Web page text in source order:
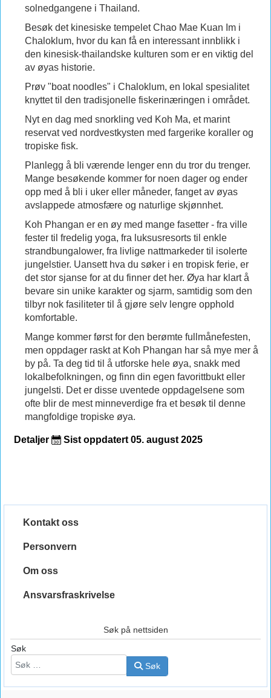
solnedgangene i Thailand.
Besøk det kinesiske tempelet Chao Mae Kuan Im i
Chaloklum, hvor du kan få en interessant innblikk i
den kinesisk-thailandske kulturen som er en viktig del
av øyas historie.
Prøv "boat noodles" i Chaloklum, en lokal spesialitet
knyttet til den tradisjonelle fiskerinæringen i området.
Nyt en dag med snorkling ved Koh Ma, et marint
reservat ved nordvestkysten med fargerike koraller og
tropiske fisk.
Planlegg å bli værende lenger enn du tror du trenger.
Mange besøkende kommer for noen dager og ender
opp med å bli i uker eller måneder, fanget av øyas
avslappede atmosfære og naturlige skjønnhet.
Koh Phangan er en øy med mange fasetter - fra ville
fester til fredelig yoga, fra luksusresorts til enkle
strandbungalower, fra livlige nattmarkeder til isolerte
jungelstier. Uansett hva du søker i en tropisk ferie, er
det stor sjanse for at du finner det her. Øya har klart å
bevare sin unike karakter og sjarm, samtidig som den
tilbyr nok fasiliteter til å gjøre selv lengre opphold
komfortable.
Mange kommer først for den berømte fullmånefesten,
men oppdager raskt at Koh Phangan har så mye mer å
by på. Ta deg tid til å utforske hele øya, snakk med
lokalbefolkningen, og finn din egen favorittbukt eller
jungelsti. Det er disse uventede oppdagelsene som
ofte blir de mest minneverdige fra et besøk til denne
mangfoldige tropiske øya.
Detaljer Sist oppdatert 05. august 2025
Kontakt oss
Personvern
Om oss
Ansvarsfraskrivelse
Søk på nettsiden
Søk
Søk